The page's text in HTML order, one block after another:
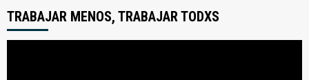
TRABAJAR MENOS, TRABAJAR TODXS